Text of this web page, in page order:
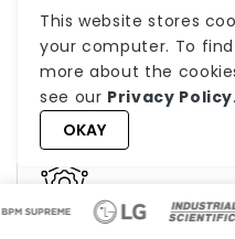
moderadas como
buscadores de
This website stores
your computer. To
more about the
see our Privacy Policy.
OKAY